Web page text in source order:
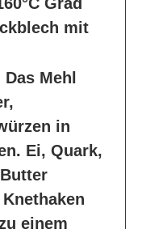
mit
Mehl
in
Ei, Quark,
einem